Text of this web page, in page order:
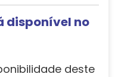
disponível no
deste